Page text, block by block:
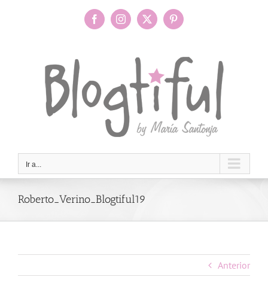
FacebookInstagram
X Pinterest
Ir a...
Roberto_Verino_Blogtiful19
Anterior